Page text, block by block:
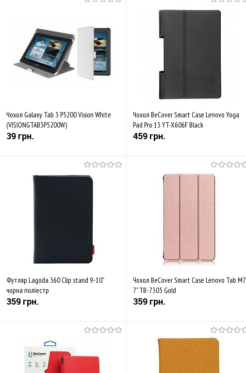
До обраного
Порівняти
В наявності
Чохол Galaxy Tab 3 P5200 Vision White
(VISIONGTAB3P5200W)
39 грн.
Порівняти
Чохол BeCover Smart Case Lenovo Yoga
Pad Pro 13 YT-X606F Black
459 грн.
Купити
До обраного
Футляр Lagoda 360 Clip stand 9-10"
чорна поліестр
359 грн.
До обраного
Порівняти
Чохол BeCover Smart Case Lenovo Tab M7
7" TB-7305 Gold
359 грн.
Купити
До обраного
Порівняти